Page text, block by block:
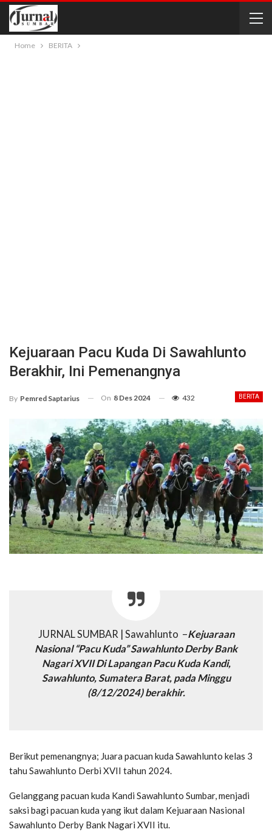
Home BERITA
Kejuaraan Pacu Kuda Di Sawahlunto
Berakhir, Ini Pemenangnya
BERITA
By Pemred Saptarius On 8 Des 2024 432
JURNAL SUMBAR | Sawahlunto –Kejuaraan
Nasional “Pacu Kuda” Sawahlunto Derby Bank
Nagari XVII Di Lapangan Pacu Kuda Kandi,
Sawahlunto, Sumatera Barat, pada Minggu
(8/12/2024) berakhir.
Berikut pemenangnya; Juara pacuan kuda Sawahlunto kelas 3
tahu Sawahlunto Derbi XVII tahun 2024.
Gelanggang pacuan kuda Kandi Sawahlunto Sumbar, menjadi
saksi bagi pacuan kuda yang ikut dalam Kejuaraan Nasional
Sawahlunto Derby Bank Nagari XVII itu.